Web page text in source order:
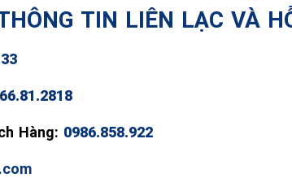
TIN LIÊN LẠC VÀ
Hàng: 0986.858.922